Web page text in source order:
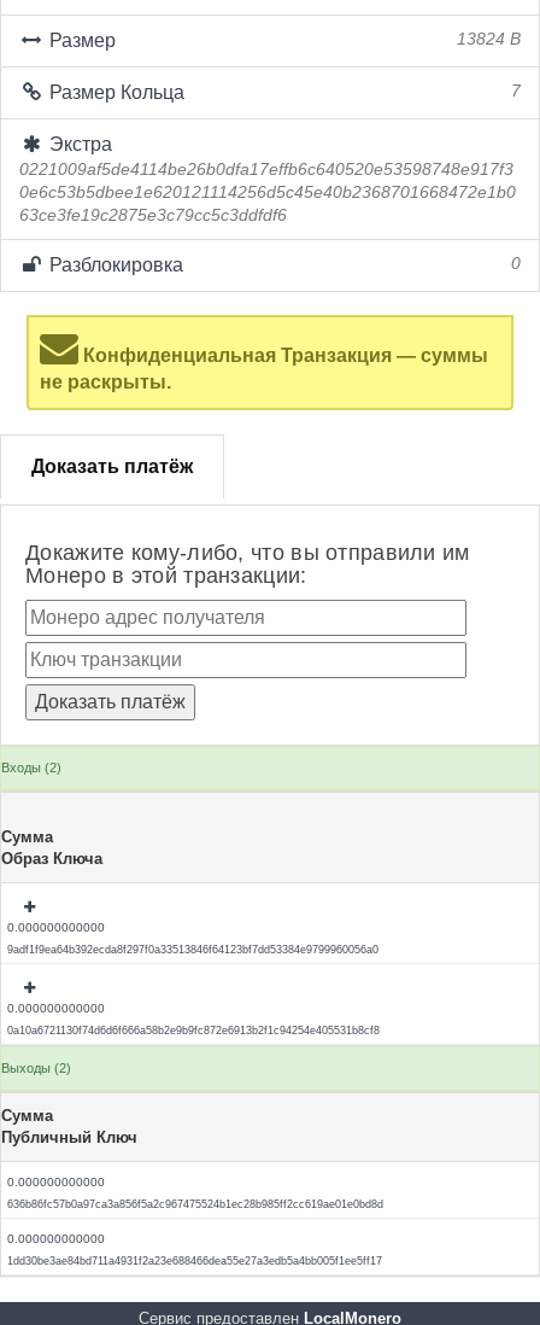
Размер 13824 B
Размер Кольца 7
Экстра
0221009af5de4114be26b0dfa17effb6c640520e53598748e917f3
0e6c53b5dbee1e620121114256d5c45e40b2368701668472e1b0
63ce3fe19c2875e3c79cc5c3ddfdf6
Разблокировка 0
Конфиденциальная Транзакция — суммы
не раскрыты.
Доказать платёж
Докажите кому-либо, что вы отправили им
Монеро в этой транзакции:
Входы (2)
Сумма
Образ Ключа
0.000000000000
9adf1f9ea64b392ecda8f297f0a33513846f64123bf7dd53384e9799960056a0
0.000000000000
0a10a6721130f74d6d6f666a58b2e9b9fc872e6913b2f1c94254e405531b8cf8
Выходы (2)
Сумма
Публичный Ключ
0.000000000000
636b86fc57b0a97ca3a856f5a2c967475524b1ec28b985ff2cc619ae01e0bd8d
0.000000000000
1dd30be3ae84bd711a4931f2a23e688466dea55e27a3edb5a4bb005f1ee5ff17
Сервис предоставлен LocalMonero